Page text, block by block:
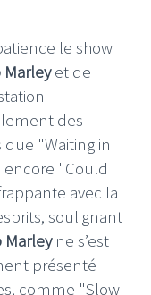
le show
Marleyet de
des
"Waiting in
encore "Could
avec la
soulignant
Marleyne s’est
présenté
comme "Slow